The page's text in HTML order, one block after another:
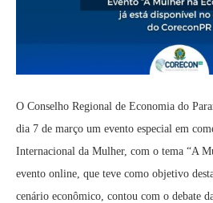
O Conselho Regional de Economia do
dia 7 de março um evento especial em
Internacional da Mulher, com o tema “A
evento online, que teve como objetivo
cenário econômico, contou com o debate